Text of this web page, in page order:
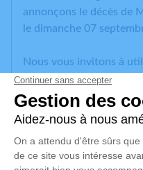
annonçons le décès de
le dimanche 07
Nous vous invitons à
vos condoléances,
anecdote ou exprimer
poèmes ou des textes.
d'expression dédié à
HOUDINET.